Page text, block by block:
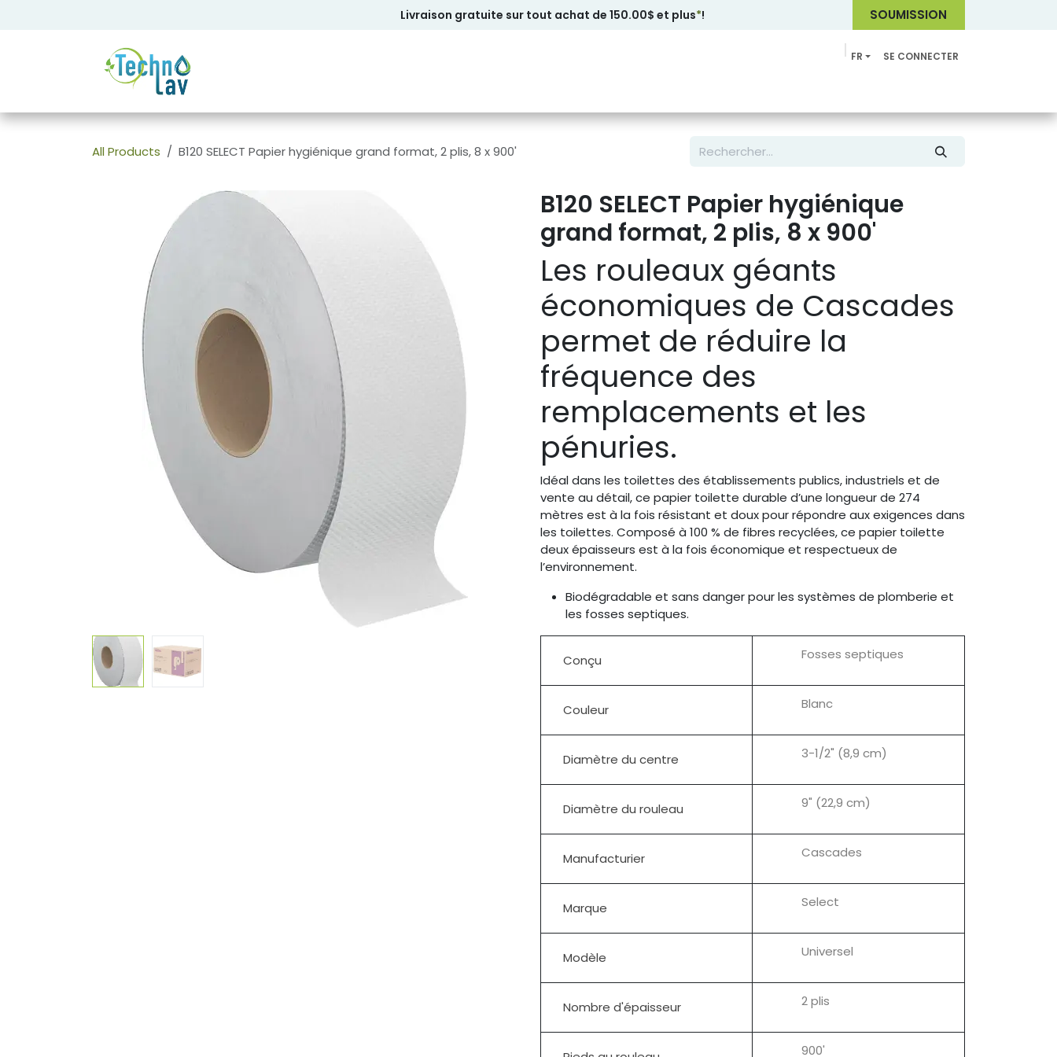
Livraison gratuite sur tout achat de 150.00$ et plus*! SOUMISSION
FR SE CONNECTER
All Products B120 SELECT Papier hygiénique grand format, 2 plis, 8 x 900'
B120 SELECT Papier hygiénique
grand format, 2 plis, 8 x 900'
Les rouleaux géants
économiques de Cascades
permet de réduire la
fréquence des
remplacements et les
pénuries.
Idéal dans les toilettes des établissements publics, industriels et de
vente au détail, ce papier toilette durable d’une longueur de 274
mètres est à la fois résistant et doux pour répondre aux exigences dans
les toilettes. Composé à 100 % de fibres recyclées, ce papier toilette
deux épaisseurs est à la fois économique et respectueux de
l’environnement.
Biodégradable et sans danger pour les systèmes de plomberie et
les fosses septiques.
Conçu Fosses septiques
Couleur Blanc
Diamètre du centre 3-1/2" (8,9 cm)
Diamètre du rouleau 9" (22,9 cm)
Manufacturier Cascades
Marque Select
Modèle Universel
Nombre d'épaisseur 2 plis
900'